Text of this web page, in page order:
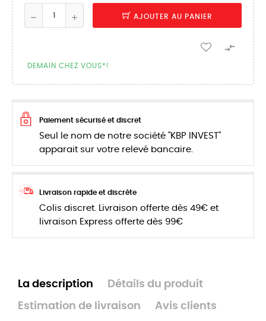
AJOUTER AU PANIER

DEMAIN CHEZ VOUS*!
Paiement sécurisé et discret
Seul le nom de notre société "KBP INVEST"
apparait sur votre relevé bancaire.
Livraison rapide et discrète
Colis discret. Livraison offerte dès 49€ et
livraison Express offerte dès 99€
La description Détails du produit
Estimation de livraison Avis clients